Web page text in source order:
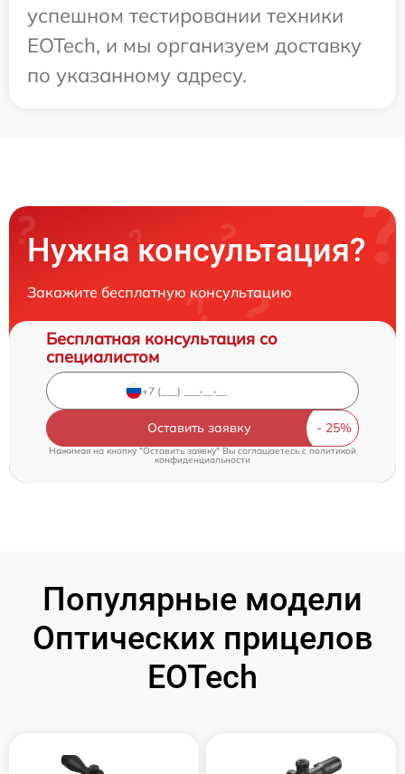
успешном тестировании техники
EOTech, и мы организуем доставку
по указанному адресу.
Нужна консультация?
Закажите бесплатную консультацию
Бесплатная консультация со
специалистом
Оставить заявку
Нажимая на кнопку "Оставить заявку" Вы соглашаетесь c политикой
конфиденциальности
Популярные модели
Оптических прицелов
EOTech